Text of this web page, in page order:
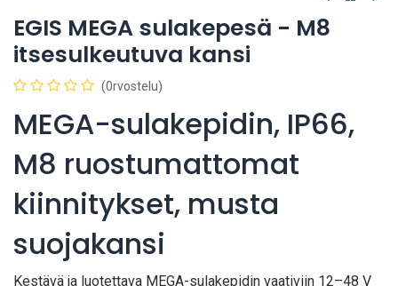
EGIS MEGA sulakepesä - M8
itsesulkeutuva kansi
(0rvostelu)
MEGA-sulakepidin, IP66,
M8 ruostumattomat
kiinnitykset, musta
suojakansi
Kestävä ja luotettava MEGA-sulakepidin vaativiin 12–48 V